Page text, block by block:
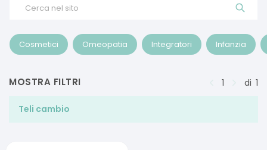
Cerca nel sito
Cosmetici Omeopatia Integratori Infanzia
MOSTRA FILTRI 1 di 1
Teli cambio